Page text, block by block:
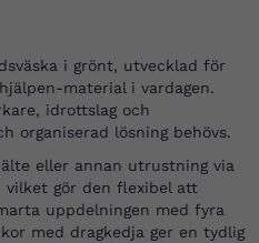
i grönt, utvecklad för
material i vardagen.
idrottslag och
organiserad lösning behövs.
eller annan utrustning via
vilket gör den flexibel att
uppdelningen med fyra
med dragkedja ger en tydlig